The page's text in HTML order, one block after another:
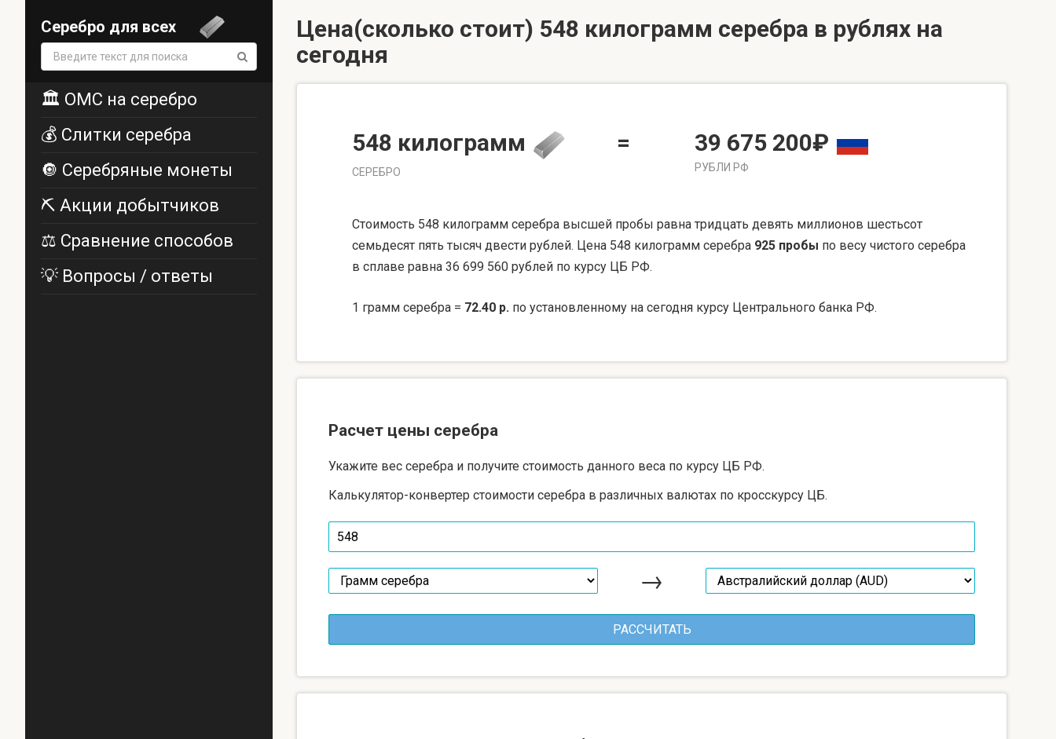
Серебро для всех
Поиск:
🏛️ ОМС на серебро
💰 Слитки серебра
🔘 Серебряные монеты
⛏️ Акции добытчиков
⚖️ Сравнение способов
💡 Вопросы / ответы
Цена(сколько стоит) 548 килограмм серебра в рублях на
сегодня
548 килограмм
СЕРЕБРО
= 39 675 200₽
РУБЛИ РФ
Стоимость 548 килограмм серебра высшей пробы равна тридцать девять миллионов шестьсот
семьдесят пять тысяч двести рублей. Цена 548 килограмм серебра 925 пробы по весу чистого серебра
в сплаве равна 36 699 560 рублей по курсу ЦБ РФ.
1 грамм серебра = 72.40 р. по установленному на сегодня курсу Центрального банка РФ.
Расчет цены серебра
Укажите вес серебра и получите стоимость данного веса по курсу ЦБ РФ.
Калькулятор-конвертер стоимости серебра в различных валютах по кросскурсу ЦБ.
→